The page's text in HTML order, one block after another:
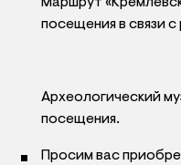
Маршрут
посещения в связи
Археологический
посещения.
Просим вас